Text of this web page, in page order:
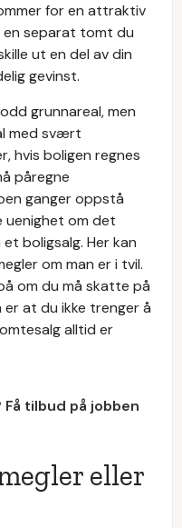
for en attraktiv
separat tomt du
ut en del av din
gevinst.
grunnareal, men
med svært
hvis boligen regnes
påregne
ganger oppstå
uenighet om det
boligsalg. Her kan
om man er i tvil.
om du må skatte på
er at du ikke trenger å
alltid er
tilbud på jobben
eller